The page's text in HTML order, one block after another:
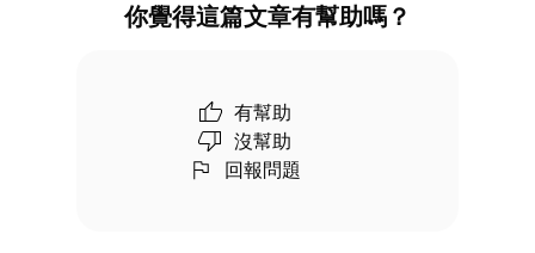
你覺得這篇文章有幫助嗎？
有幫助
沒幫助
回報問題